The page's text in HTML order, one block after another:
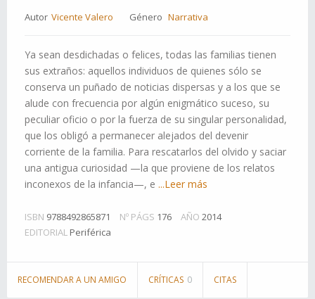
Autor Vicente Valero Género Narrativa
Ya sean desdichadas o felices, todas las familias tienen
sus extraños: aquellos individuos de quienes sólo se
conserva un puñado de noticias dispersas y a los que se
alude con frecuencia por algún enigmático suceso, su
peculiar oficio o por la fuerza de su singular personalidad,
que los obligó a permanecer alejados del devenir
corriente de la familia. Para rescatarlos del olvido y saciar
una antigua curiosidad —la que proviene de los relatos
inconexos de la infancia—, e ...Leer más
ISBN 9788492865871 Nº PÁGS 176 AÑO 2014
EDITORIAL Periférica
RECOMENDAR A UN AMIGO CRÍTICAS 0 CITAS